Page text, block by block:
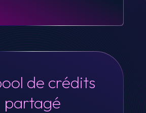
de crédits
partagé